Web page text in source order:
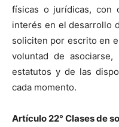
físicas o jurídicas, con
interés en el desarrollo
soliciten por escrito en
voluntad de
estatutos y de las
cada momento.
Artículo 22° Clases de